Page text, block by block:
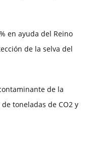
en ayuda del Reino
de la selva del
de la
toneladas de CO2 y